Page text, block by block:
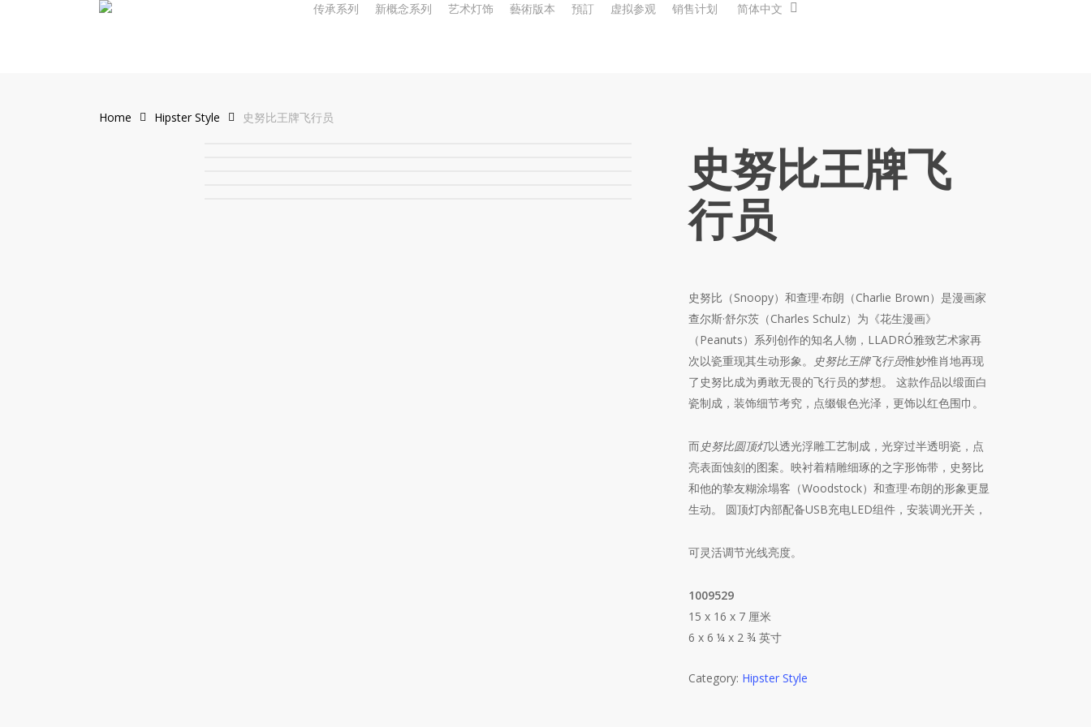
传承系列 新概念系列 艺术灯饰 藝術版本 預訂 虚拟参观 销售计划 简体中文
Home Hipster Style 史努比王牌飞行员
史努比王牌飞
行员
史努比（Snoopy）和查理·布朗（Charlie Brown）是漫画家
查尔斯·舒尔茨（Charles Schulz）为《花生漫画》
（Peanuts）系列创作的知名人物，LLADRÓ雅致艺术家再
次以瓷重现其生动形象。
史努比王牌飞行员惟妙惟肖地再现
了史努比成为勇敢无畏的飞行员的梦想。 这款作品以缎面白
瓷制成，装饰细节考究，点缀银色光泽，更饰以红色围巾。
而史努比圆顶灯以透光浮雕工艺制成，光穿过半透明瓷，点
亮表面蚀刻的图案。映衬着精雕细琢的之字形饰带，史努比
和他的挚友糊涂塌客（Woodstock）和查理·布朗的形象更显
生动。 圆顶灯内部配备USB充电LED组件，安装调光开关，
可灵活调节光线亮度。
1009529
15 x 16 x 7 厘米
6 x 6 ¼ x 2 ¾ 英寸
Category: Hipster Style